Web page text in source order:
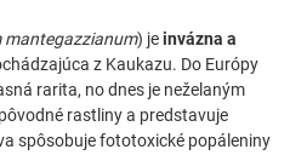
mantegazzianum) jeinvázna a
z Kaukazu. Do Európy
rarita, no dnes je neželaným
rastliny a predstavuje
spôsobuje fototoxické popáleniny